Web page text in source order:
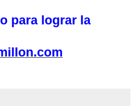
para lograr la